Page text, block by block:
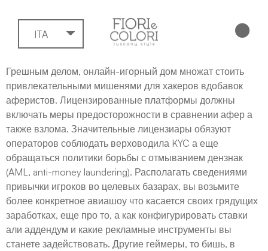
ITA
Грешным делом, онлайн-игорный дом множат стоить
привлекательными мишенями для хакеров вдобавок
аферистов. Лицензированные платформы должны
включать меры предосторожности в сравнении афер а
также взлома. Значительные лицензиары обязуют
операторов соблюдать верховодила KYC а еще
обращаться политики борьбы с отмыванием дензнак
(AML, anti-money laundering). Располагать сведениями
привычки игроков во целевых базарах, вы возьмите
более конкретное авиашоу что касается своих грядущих
заработках, еще про то, а как конфигурировать ставки
али аддендум и какие рекламные инструменты вы
станете задействовать. Другие геймеры, то бишь, в